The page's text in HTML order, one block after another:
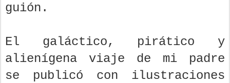
guión.
El galáctico, pirático y
alienígena viaje de mi padre
se publicó con ilustraciones